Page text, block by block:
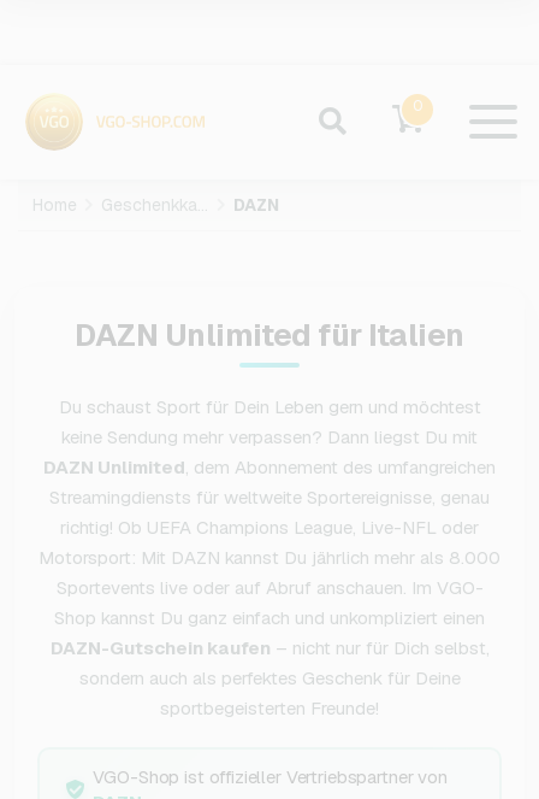
0
Home Geschenkkarten DAZN
DAZN Unlimited für Italien
Du schaust Sport für Dein Leben gern und möchtest
keine Sendung mehr verpassen? Dann liegst Du mit
DAZN Unlimited, dem Abonnement des umfangreichen
Streamingdiensts für weltweite Sportereignisse, genau
richtig! Ob UEFA Champions League, Live-NFL oder
Motorsport: Mit DAZN kannst Du jährlich mehr als 8.000
Sportevents live oder auf Abruf anschauen. Im VGO-
Shop kannst Du ganz einfach und unkompliziert einen
DAZN-Gutschein kaufen – nicht nur für Dich selbst,
sondern auch als perfektes Geschenk für Deine
sportbegeisterten Freunde!
VGO-Shop ist offizieller Vertriebspartner von